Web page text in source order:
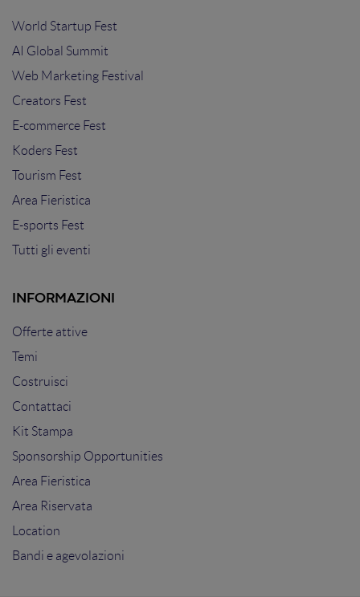
World Startup Fest
AI Global Summit
Web Marketing Festival
Creators Fest
E-commerce Fest
Koders Fest
Tourism Fest
Area Fieristica
E-sports Fest
Tutti gli eventi
INFORMAZIONI
Offerte attive
Temi
Costruisci
Contattaci
Kit Stampa
Sponsorship Opportunities
Area Fieristica
Area Riservata
Location
Bandi e agevolazioni